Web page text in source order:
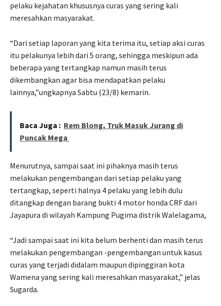
pelaku kejahatan khususnya curas yang sering kali
meresahkan masyarakat.
“Dari setiap laporan yang kita terima itu, setiap aksi curas
itu pelakunya lebih dari 5 orang, sehingga meskipun ada
beberapa yang tertangkap namun masih terus
dikembangkan agar bisa mendapatkan pelaku
lainnya,”ungkapnya Sabtu (23/8) kemarin.
Baca Juga : Rem Blong, Truk Masuk Jurang di
Puncak Mega
Menurutnya, sampai saat ini pihaknya masih terus
melakukan pengembangan dari setiap pelaku yang
tertangkap, seperti halnya 4 pelaku yang lebih dulu
ditangkap dengan barang bukti 4 motor honda CRF dari
Jayapura di wilayah Kampung Pugima distrik Walelagama,
“Jadi sampai saat ini kita belum berhenti dan masih terus
melakukan pengembangan -pengembangan untuk kasus
curas yang terjadi didalam maupun dipinggiran kota
Wamena yang sering kali meresahkan masyarakat,” jelas
Sugarda.